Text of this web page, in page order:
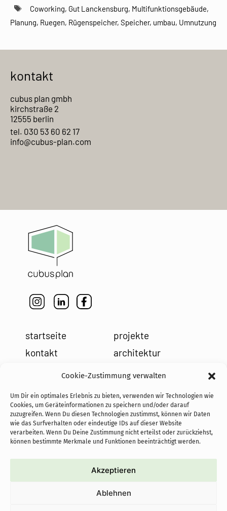
Cookie-Zustimmung verwalten
Um Dir ein optimales Erlebnis zu bieten, verwenden wir Technologien wie
Cookies, um Geräteinformationen zu speichern und/oder darauf
zuzugreifen. Wenn Du diesen Technologien zustimmst, können wir Daten
wie das Surfverhalten oder eindeutige IDs auf dieser Website
verarbeiten. Wenn Du Deine Zustimmung nicht erteilst oder zurückziehst,
können bestimmte Merkmale und Funktionen beeinträchtigt werden.
Akzeptieren
Ablehnen
Schlagwörter
Coworking, Gut Lanckensburg, Multifunktionsgebäude,
Planung, Ruegen, Rügenspeicher, Speicher, umbau, Umnutzung
kontakt
cubus plan gmbh
kirchstraße 2
12555 berlin
tel. 030 53 60 62 17
info@cubus-plan.com
startseite
projekte
kontakt
architektur
leistungen
cookies
team
news
proyectos autoconstruidos